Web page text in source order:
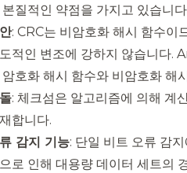
본질적인 약점을 가지고 있습니
: CRC는 비암호화 해시 함수이
적인 변조에 강하지 않습니다.
암호화 해시 함수와 비암호화 해
: 체크섬은 알고리즘에 의해 계
합니다.
감지 기능: 단일 비트 오류 감
로 인해 대용량 데이터 세트의